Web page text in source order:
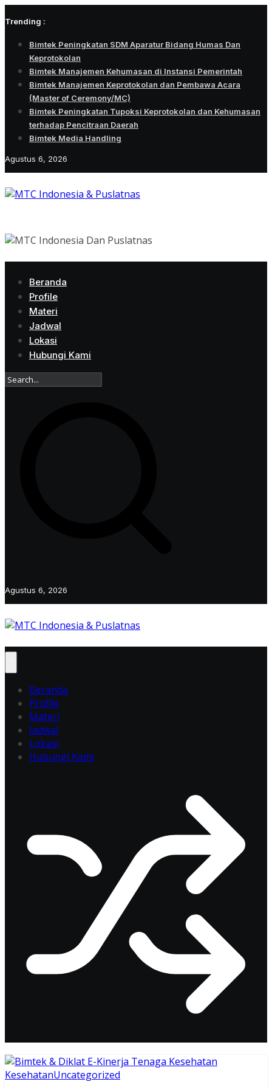
to
Trending :
Bimtek Peningkatan SDM Aparatur Bidang Humas Dan
Keprotokolan
Bimtek Manajemen Kehumasan di Instansi Pemerintah
Bimtek Manajemen Keprotokolan dan Pembawa Acara
(Master of Ceremony/MC)
Bimtek Peningkatan Tupoksi Keprotokolan dan Kehumasan
terhadap Pencitraan Daerah
Bimtek Media Handling
Agustus 6, 2026
Beranda
Profile
Materi
Jadwal
Lokasi
Hubungi Kami
Agustus 6, 2026
Beranda
Profile
Materi
Jadwal
Lokasi
Hubungi Kami
KesehatanUncategorized